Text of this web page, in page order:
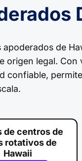
de
origen legal. Con
confiable,
de centros de
rotativos de
Hawaii